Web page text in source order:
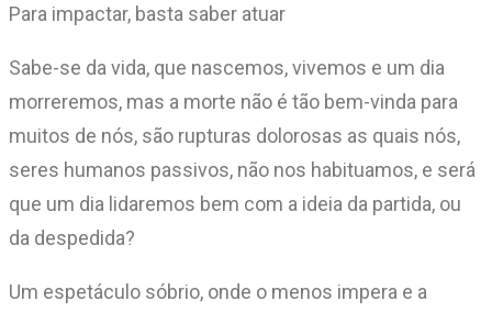
Para impactar, basta saber atuar
Sabe-se da vida, que nascemos, vivemos e um dia
morreremos, mas a morte não é tão bem-vinda para
muitos de nós, são rupturas dolorosas as quais nós,
seres humanos passivos, não nos habituamos, e será
que um dia lidaremos bem com a ideia da partida, ou
da despedida?
Um espetáculo sóbrio, onde o menos impera e a